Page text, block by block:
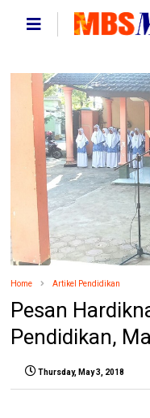
Home Artikel Pendidikan
Pesan
Pendidikan,
Thursday, May 3, 2018